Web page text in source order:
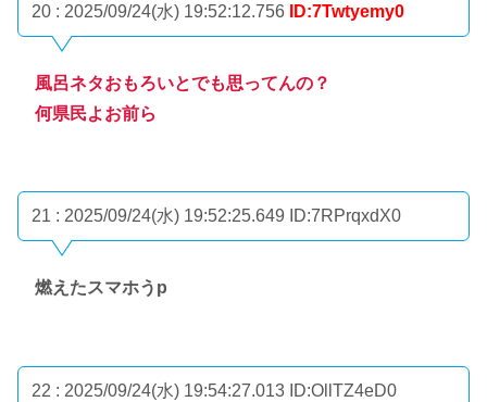
20 : 2025/09/24(水) 19:52:12.756 ID:7Twtyemy0
風呂ネタおもろいとでも思ってんの？
何県民よお前ら
21 : 2025/09/24(水) 19:52:25.649 ID:7RPrqxdX0
燃えたスマホうp
22 : 2025/09/24(水) 19:54:27.013 ID:OllTZ4eD0